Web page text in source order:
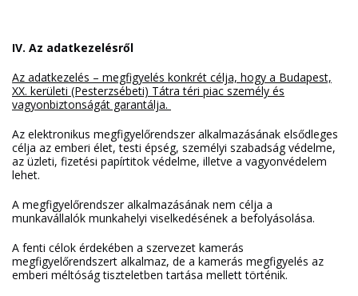
IV. Az adatkezelésről
Az adatkezelés – megfigyelés konkrét célja, hogy a Budapest,
XX. kerületi (Pesterzsébeti) Tátra téri piac személy és
vagyonbiztonságát garantálja.
Az elektronikus megfigyelőrendszer alkalmazásának elsődleges
célja az emberi élet, testi épség, személyi szabadság védelme,
az üzleti, fizetési papírtitok védelme, illetve a vagyonvédelem
lehet.
A megfigyelőrendszer alkalmazásának nem célja a
munkavállalók munkahelyi viselkedésének a befolyásolása.
A fenti célok érdekében a szervezet kamerás
megfigyelőrendszert alkalmaz, de a kamerás megfigyelés az
emberi méltóság tiszteletben tartása mellett történik.